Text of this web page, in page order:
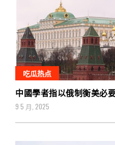
吃瓜热点
中國學者指以俄制衡美必
9 5 月, 2025